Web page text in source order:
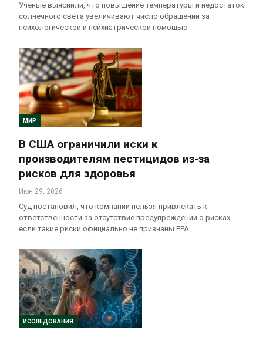
Ученые выяснили, что повышение температуры и недостаток
солнечного света увеличивают число обращений за
психологической и психиатрической помощью
МИР
В США ограничили иски к
производителям пестицидов из-за
рисков для здоровья
Июн 29, 2026
Суд постановил, что компании нельзя привлекать к
ответственности за отсутствие предупреждений о рисках,
если такие риски официально не признаны EPA
ИССЛЕДОВАНИЯ